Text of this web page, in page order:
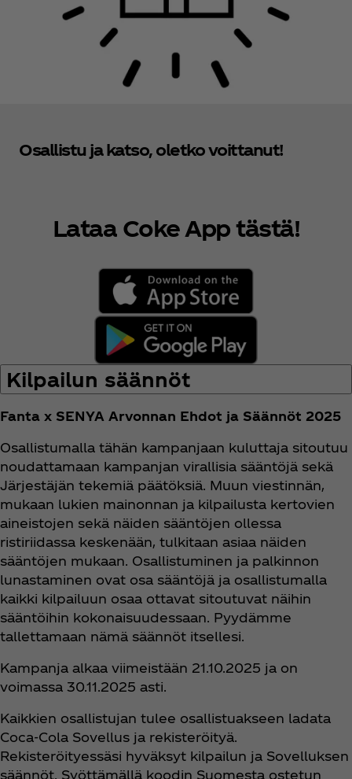
Osallistu ja katso, oletko voittanut!
Lataa Coke App tästä!
Kilpailun säännöt
Fanta x SENYA Arvonnan Ehdot ja Säännöt 2025
Osallistumalla tähän kampanjaan kuluttaja sitoutuu
noudattamaan kampanjan virallisia sääntöjä sekä
Järjestäjän tekemiä päätöksiä. Muun viestinnän,
mukaan lukien mainonnan ja kilpailusta kertovien
aineistojen sekä näiden sääntöjen ollessa
ristiriidassa keskenään, tulkitaan asiaa näiden
sääntöjen mukaan. Osallistuminen ja palkinnon
lunastaminen ovat osa sääntöjä ja osallistumalla
kaikki kilpailuun osaa ottavat sitoutuvat näihin
sääntöihin kokonaisuudessaan. Pyydämme
tallettamaan nämä säännöt itsellesi.
Kampanja alkaa viimeistään 21.10.2025 ja on
voimassa 30.11.2025 asti.
Kaikkien osallistujan tulee osallistuakseen ladata
Coca‑Cola Sovellus ja rekisteröityä.
Rekisteröityessäsi hyväksyt kilpailun ja Sovelluksen
säännöt. Syöttämällä koodin Suomesta ostetun